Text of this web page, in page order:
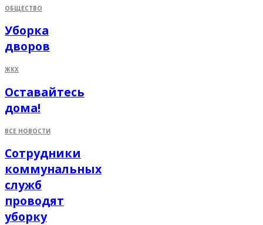
ОБЩЕСТВО
Уборка
дворов
ЖКХ
Оставайтесь
дома!
ВСЕ НОВОСТИ
Сотрудники
коммунальных
служб
проводят
уборку